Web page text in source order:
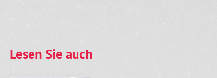
Lesen Sie auch